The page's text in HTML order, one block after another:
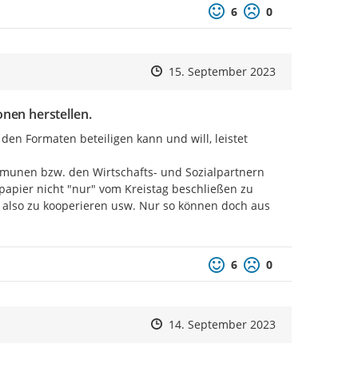
Positive Bewertung
6 Negative
0
Zeitpunkt des Erstellens
Zeitpunkt des Erstellens
15. September 2023Zur Äußerung
herstellen.
Formaten beteiligen kann und will, leistet
bzw. den Wirtschafts- und Sozialpartnern
nicht "nur" vom Kreistag beschließen zu
zu kooperieren usw. Nur so können doch aus
Positive Bewertung
6 Negative
0
Zeitpunkt des Erstellens
Zeitpunkt des Erstellens
14. September 2023Zur Äußerung